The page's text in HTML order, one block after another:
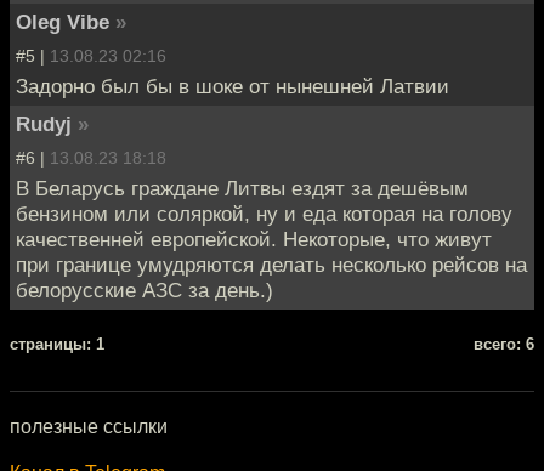
Oleg Vibe »
#5 | 13.08.23 02:16
Задорно был бы в шоке от нынешней Латвии
Rudyj »
#6 | 13.08.23 18:18
В Беларусь граждане Литвы ездят за дешёвым
бензином или соляркой, ну и еда которая на голову
качественней европейской. Некоторые, что живут
при границе умудряются делать несколько рейсов на
белорусские АЗС за день.)
cтраницы: 1 всего: 6
полезные ссылки